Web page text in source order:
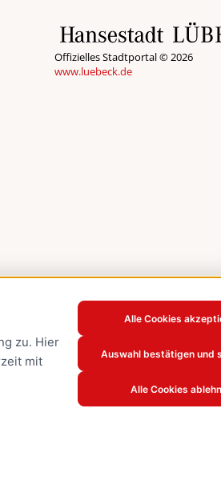
zu. Hier
mit
Alle Cookies
Auswahl bestätigen und
Alle Cookies
Offizielles Stadtportal © 2026
www.luebeck.de